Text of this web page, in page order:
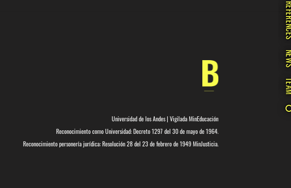
Universidad de los Andes | Vigilada MinEducación
Reconocimiento como Universidad: Decreto 1297 del 30 de mayo de 1964.
Reconocimiento personería jurídica: Resolución 28 del 23 de febrero de 1949 MinJusticia.